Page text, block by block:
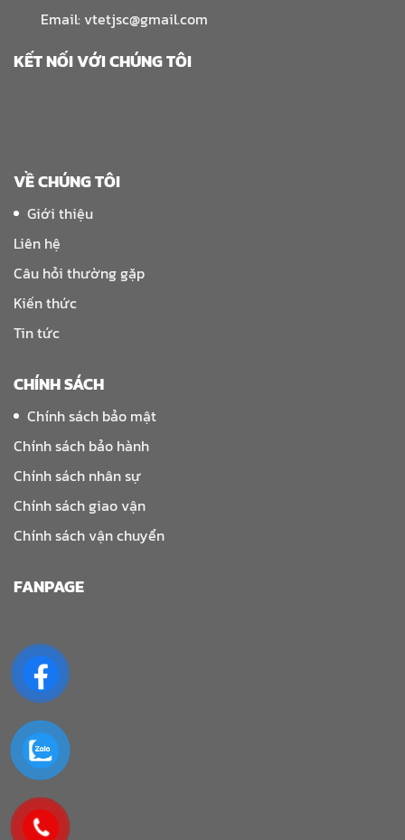
Email: vtetjsc@gmail.com
KẾT NỐI VỚI CHÚNG TÔI
VỀ CHÚNG TÔI
Giới thiệu
Liên hệ
Câu hỏi thường gặp
Kiến thức
Tin tức
CHÍNH SÁCH
Chính sách bảo mật
Chính sách bảo hành
Chính sách nhân sự
Chính sách giao vận
Chính sách vận chuyển
FANPAGE